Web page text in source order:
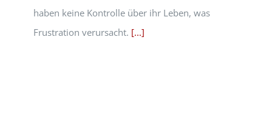
haben keine Kontrolle über ihr Leben, was
Frustration verursacht. [...]